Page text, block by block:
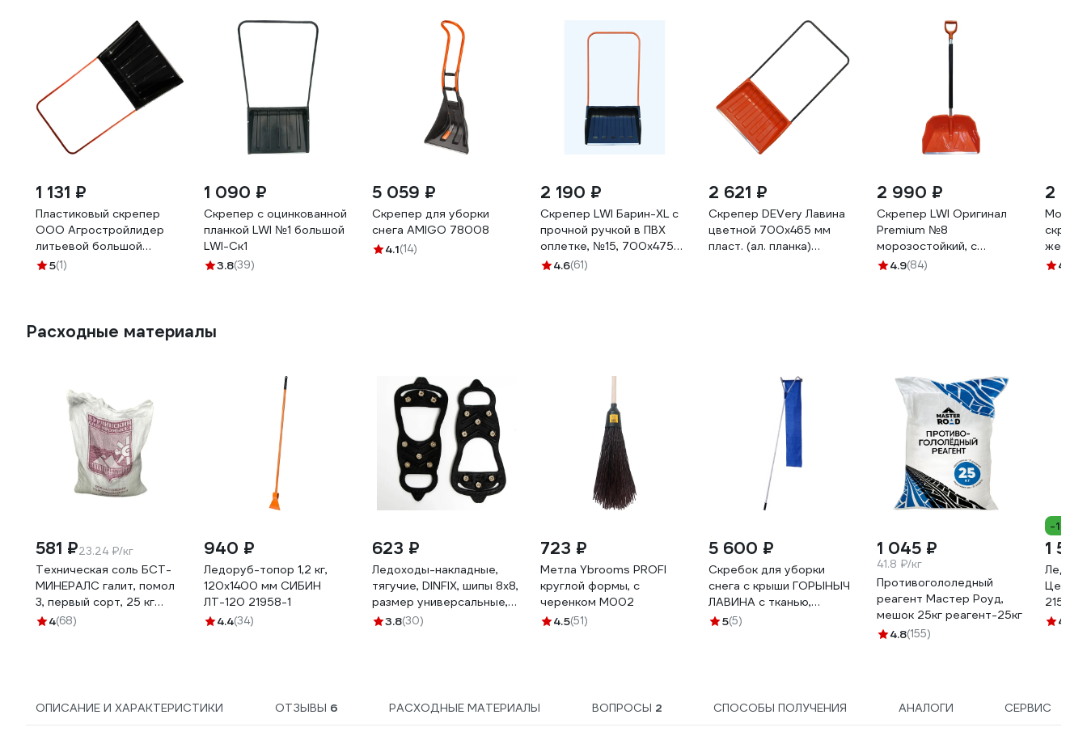
1 131 ₽
Пластиковый скрепер
ООО Агростройлидер
литьевой большой
710x530 мм с
5(1)
1 090 ₽
Скрепер с оцинкованной
планкой LWI №1 большой
LWI-Ск1
3.8(39)
5 059 ₽
Скрепер для уборки
снега AMIGO 78008
4.1(14)
2 190 ₽
Скрепер LWI Барин-XL с
прочной ручкой в ПВХ
оплетке, №15, 700х475
мм LWI-Ск15
4.6(61)
2 621 ₽
Скрепер DEVery Лавина
цветной 700x465 мм
пласт. (ал. планка)
2 990 ₽
Скрепер LWI Оригинал
Premium №8
морозостойкий, с
утепляющей ручкой,
4.9(84)
2
Л374.9
Расходные материалы
581 ₽23.24 ₽/кг
Техническая соль БСТ-
МИНЕРАЛС галит, помол
3, первый сорт, 25 кг
STD_MSK_00039
4(68)
940 ₽
Ледоруб-топор 1,2 кг,
120х1400 мм СИБИН
ЛТ-120 21958-1
4.4(34)
623 ₽
Ледоходы-накладные,
тягучие, DINFIX, шипы 8x8,
размер универсальные,
00-0004084
3.8(30)
723 ₽
Метла Ybrooms PROFI
круглой формы, с
черенком М002
4.5(51)
5 600 ₽
Скребок для уборки
снега с крыши ГОРЫНЫЧ
ЛАВИНА с тканью,
сборно-составная ручка,
5(5)
1 045 ₽
41.8 ₽/кг
Противогололедный
реагент Мастер Роуд,
мешок 25кг реагент-25кг
4.8(155)
-11%
1
2159
4.7
ОПИСАНИЕ И ХАРАКТЕРИСТИКИ ОТЗЫВЫ 6 РАСХОДНЫЕ МАТЕРИАЛЫ ВОПРОСЫ 2 СПОСОБЫ ПОЛУЧЕНИЯ АНАЛОГИ СЕРВИС